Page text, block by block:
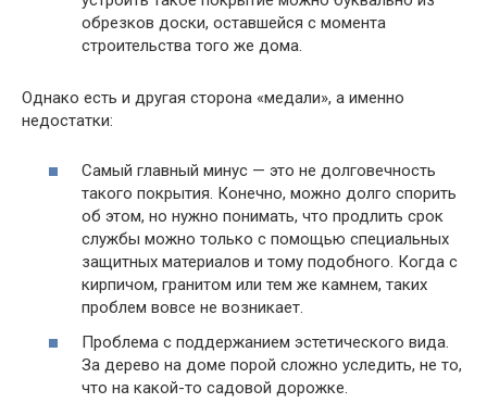
обрезков доски, оставшейся с момента
строительства того же дома.
Однако есть и другая сторона «медали», а именно
недостатки:
Самый главный минус — это не долговечность
такого покрытия. Конечно, можно долго спорить
об этом, но нужно понимать, что продлить срок
службы можно только с помощью специальных
защитных материалов и тому подобного. Когда с
кирпичом, гранитом или тем же камнем, таких
проблем вовсе не возникает.
Проблема с поддержанием эстетического вида.
За дерево на доме порой сложно уследить, не то,
что на какой-то садовой дорожке.